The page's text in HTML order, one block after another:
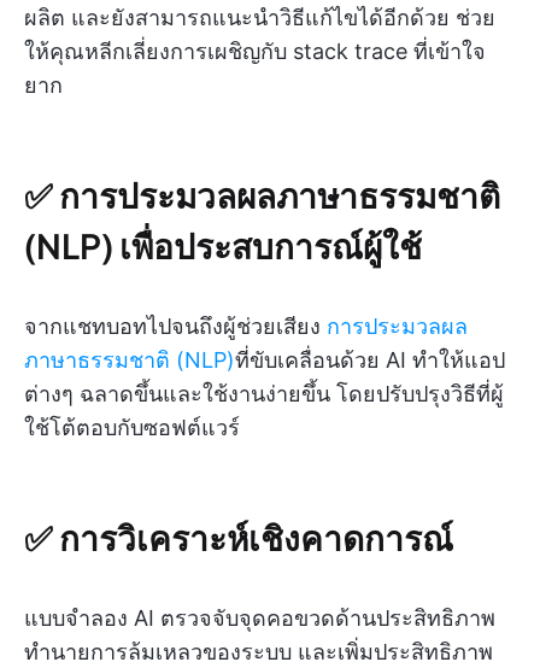
ผลิต และยังสามารถแนะนำวิธีแก้ไขได้อีกด้วย ช่วย
ให้คุณหลีกเลี่ยงการเผชิญกับ stack trace ที่เข้าใจ
ยาก
✅ การประมวลผลภาษาธรรมชาติ
(NLP) เพื่อประสบการณ์ผู้ใช้
จากแชทบอทไปจนถึงผู้ช่วยเสียง การประมวลผล
ภาษาธรรมชาติ (NLP)ที่ขับเคลื่อนด้วย AI ทำให้แอป
ต่างๆ ฉลาดขึ้นและใช้งานง่ายขึ้น โดยปรับปรุงวิธีที่ผู้
ใช้โต้ตอบกับซอฟต์แวร์
✅ การวิเคราะห์เชิงคาดการณ์
แบบจำลอง AI ตรวจจับจุดคอขวดด้านประสิทธิภาพ
ทำนายการล้มเหลวของระบบ และเพิ่มประสิทธิภาพ